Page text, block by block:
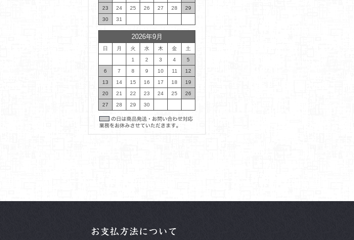
23
24 25 26 27 28
29
30
31
2026年9月
日 月 火 水 木 金
土
1
2 3 4
5
6
7 8 9 10 11
12
13
14 15 16 17 18
19
20
21 22 23 24 25
26
27
28 29 30